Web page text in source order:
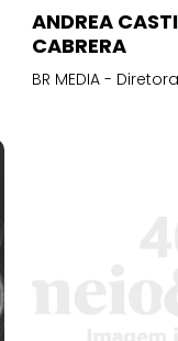
ANDREA
CABRERA
BR MEDIA -